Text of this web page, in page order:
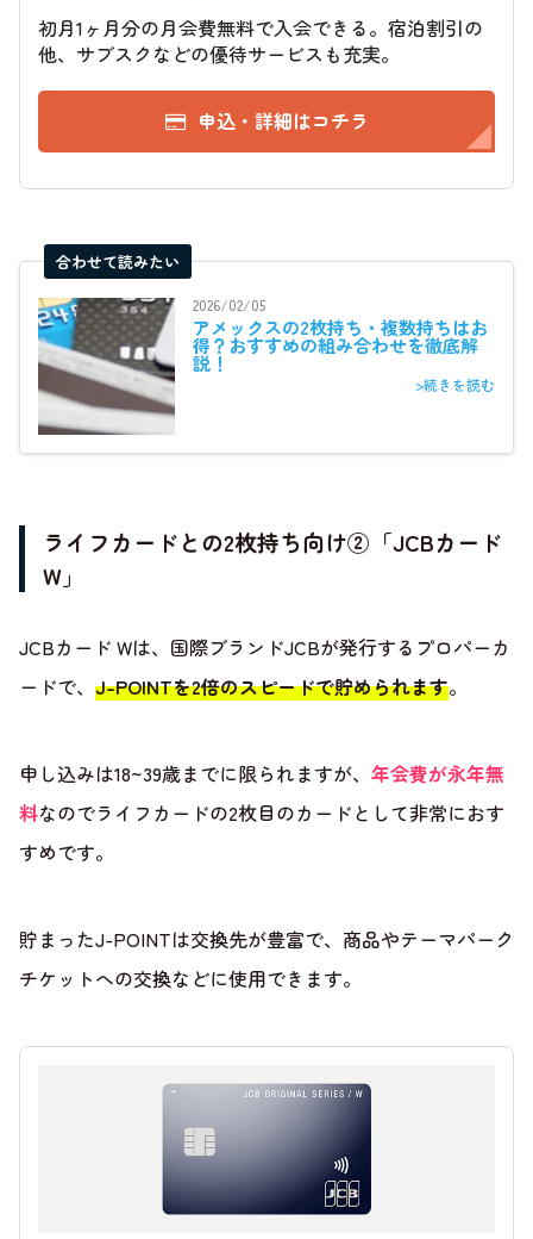
初月1ヶ月分の月会費無料で入会できる。宿泊割引の
他、サブスクなどの優待サービスも充実。
申込・詳細はコチラ
合わせて読みたい
2026/02/05
アメックスの2枚持ち・複数持ちはお
得？おすすめの組み合わせを徹底解
説！
>続きを読む
ライフカードとの2枚持ち向け②「JCBカード
W」
JCBカード Wは、国際ブランドJCBが発行するプロパーカ
ードで、 J-POINTを2倍のスピードで貯められます。
申し込みは18~39歳までに限られますが、 年会費が永年無
料なのでライフカードの2枚目のカードとして非常におす
すめです。
貯まったJ-POINTは交換先が豊富で、商品やテーマパーク
チケットへの交換などに使用できます。